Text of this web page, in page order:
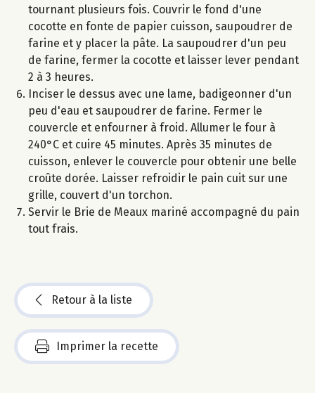
tournant plusieurs fois. Couvrir le fond d'une
cocotte en fonte de papier cuisson, saupoudrer de
farine et y placer la pâte. La saupoudrer d'un peu
de farine, fermer la cocotte et laisser lever pendant
2 à 3 heures.
Inciser le dessus avec une lame, badigeonner d'un
peu d'eau et saupoudrer de farine. Fermer le
couvercle et enfourner à froid. Allumer le four à
240°C et cuire 45 minutes. Après 35 minutes de
cuisson, enlever le couvercle pour obtenir une belle
croûte dorée. Laisser refroidir le pain cuit sur une
grille, couvert d'un torchon.
Servir le Brie de Meaux mariné accompagné du pain
tout frais.
Retour à la liste
Imprimer la recette